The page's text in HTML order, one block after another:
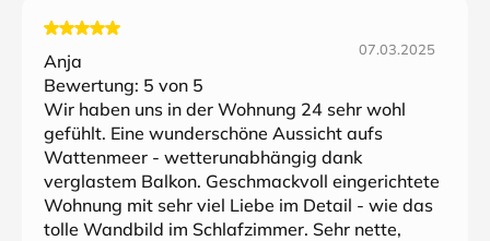
Anja
07.03.2025
Bewertung: 5 von 5
Wir haben uns in der Wohnung 24 sehr wohl
gefühlt. Eine wunderschöne Aussicht aufs
Wattenmeer - wetterunabhängig dank
verglastem Balkon. Geschmackvoll eingerichtete
Wohnung mit sehr viel Liebe im Detail - wie das
tolle Wandbild im Schlafzimmer. Sehr nette,